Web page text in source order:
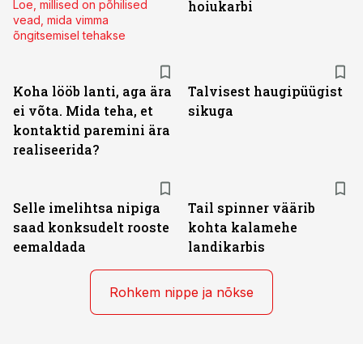
Loe, millised on põhilised
vead, mida vimma
õngitsemisel tehakse
hoiukarbi
Koha lööb lanti, aga ära
ei võta. Mida teha, et
kontaktid paremini ära
realiseerida?
Talvisest haugipüügist
sikuga
Selle imelihtsa nipiga
saad konksudelt rooste
eemaldada
Tail spinner väärib
kohta kalamehe
landikarbis
Rohkem nippe ja nõkse